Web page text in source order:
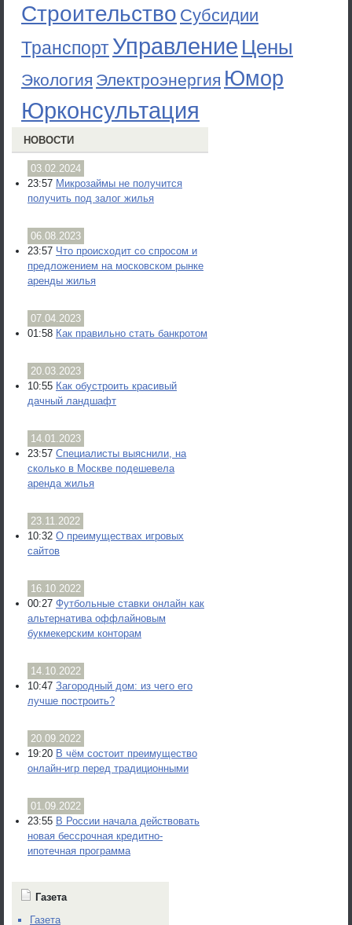
Строительство Субсидии
ТранспортУправление Цены
Экология Электроэнергия Юмор
Юрконсультация
НОВОСТИ
03.02.2024
23:57 Микрозаймы не получится
получить под залог жилья
06.08.2023
23:57 Что происходит со спросом и
предложением на московском рынке
аренды жилья
07.04.2023
01:58 Как правильно стать банкротом
20.03.2023
10:55 Как обустроить красивый
дачный ландшафт
14.01.2023
23:57 Специалисты выяснили, на
сколько в Москве подешевела
аренда жилья
23.11.2022
10:32 О преимуществах игровых
сайтов
16.10.2022
00:27 Футбольные ставки онлайн как
альтернатива оффлайновым
букмекерским конторам
14.10.2022
10:47 Загородный дом: из чего его
лучше построить?
20.09.2022
19:20 В чём состоит преимущество
онлайн-игр перед традиционными
01.09.2022
23:55 В России начала действовать
новая бессрочная кредитно-
ипотечная программа
Газета
Газета